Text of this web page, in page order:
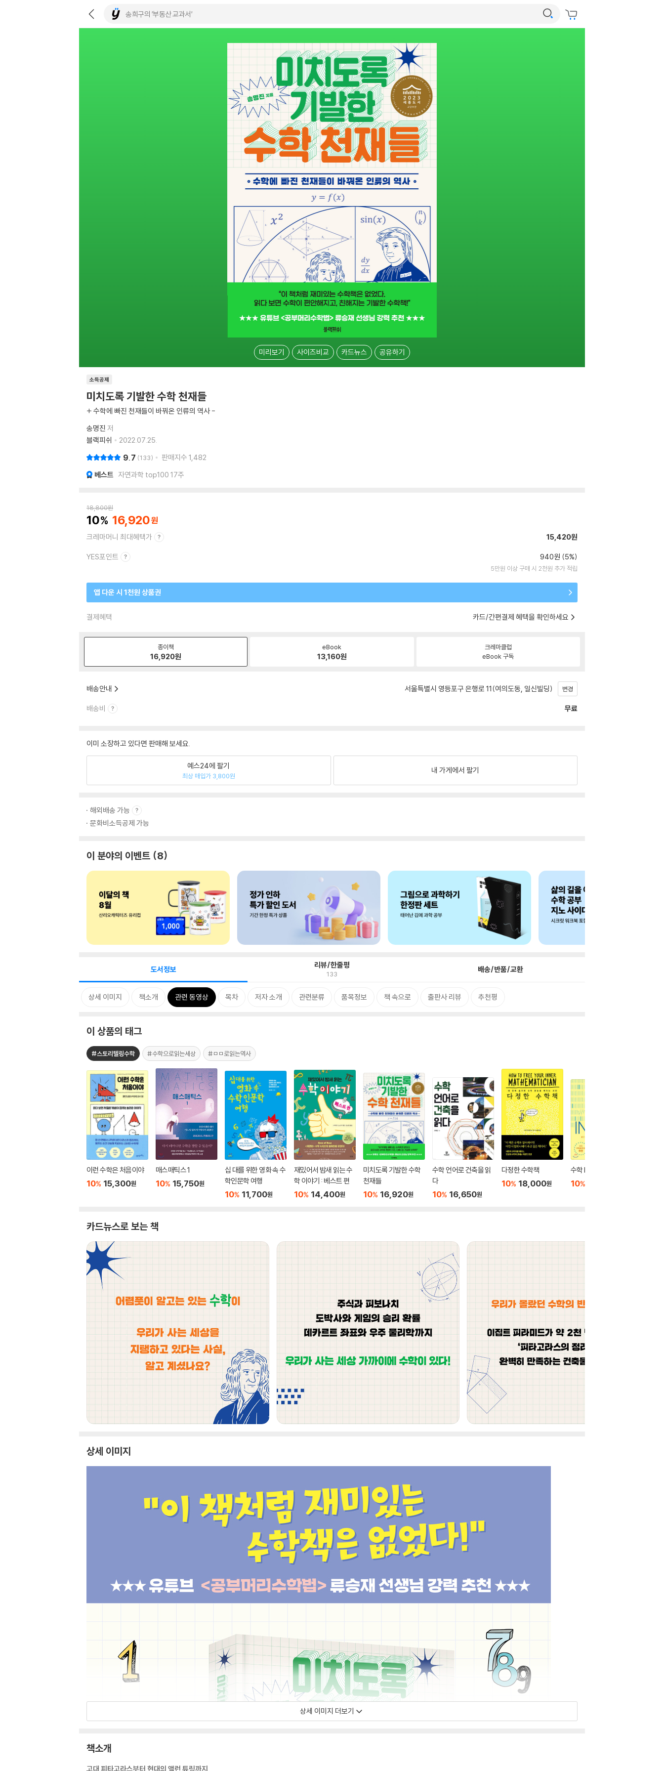
미리보기 사이즈비교 카드뉴스 공유하기
소득공제
미치도록 기발한 수학 천재들
+ 수학에 빠진 천재들이 바꿔온 인류의 역사 -
송명진 저
블랙피쉬
2022.07.25.
9.7 133 판매지수 1,482
베스트 자연과학 top100 17주
18,800원
10 16,920
크레마머니 최대혜택가 15,420원
YES포인트 940원 (5%)
5만원 이상 구매 시 2천원 추가 적립
앱 다운 시 1천원 상품권
결제혜택 카드/간편결제 혜택을 확인하세요
종이책
16,920원
eBook
13,160원
크레마클럽
eBook 구독
배송안내 서울특별시 영등포구 은행로 11(여의도동, 일신빌딩) 변경
배송비 무료
이미 소장하고 있다면 판매해 보세요.
예스24에 팔기
최상 매입가 3,800원
내 가게에서 팔기
해외배송 가능
문화비소득공제 가능
이 분야의 이벤트 8
도서정보 리뷰/한줄평
133 배송/반품/교환
상세 이미지 책소개 관련 동영상 목차 저자 소개 관련분류 품목정보 책 속으로 출판사 리뷰 추천평
이 상품의 태그
#스토리텔링수학 #수학으로읽는세상 #ㅁㅁ로읽는역사
이런 수학은 처음이야
10% 15,300원
매스매틱스 1
10% 15,750원
십 대를 위한 영화 속 수
학인문학 여행
10% 11,700원
재밌어서 밤새 읽는 수
학 이야기 : 베스트 편
10% 14,400원
미치도록 기발한 수학
천재들
10% 16,920원
수학 언어로 건축을 읽
다
10% 16,650원
다정한 수학책
10% 18,000원
수학 INSIGHT
10%
카드뉴스로 보는 책
상세 이미지
상세 이미지 더보기
책소개
고대 피타고라스부터 현대의 앨런 튜링까지,